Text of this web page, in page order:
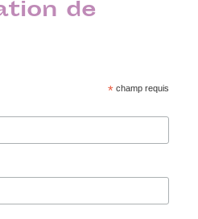
de
* champ requis